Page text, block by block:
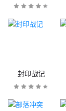
封印战记